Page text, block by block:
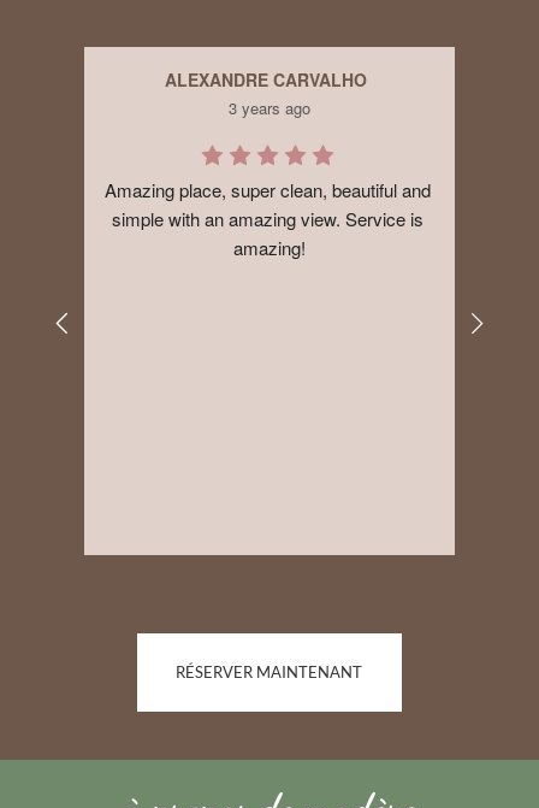
ALEXANDRE CARVALHO
3 years ago
Amazing place, super clean, beautiful and
simple with an amazing view. Service is
amazing!
RÉSERVER MAINTENANT